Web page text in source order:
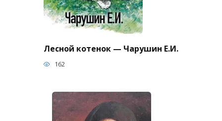
Лесной котенок — Чарушин Е.И.
162